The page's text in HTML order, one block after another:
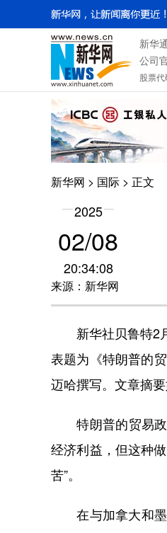
新华
公司
股票代
新华网 > 国际 > 正文
2025
02/08
20:34:08
来源：新华网
新华社贝鲁特2月
表题为《特朗普的
迈哈撰写。文章摘要
特朗普的贸易政
经济利益，但这种
苦”。
在与加拿大和墨